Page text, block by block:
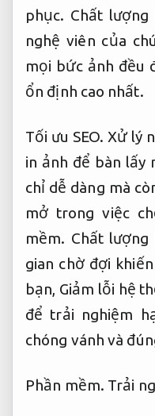
phục. Chất lượng
nghệ viên của
mọi bức ảnh đều
ổn định cao nhất.
Tối ưu SEO. Xử lý
in ảnh để bàn lấy
chỉ dễ dàng mà
mở trong việc
mềm. Chất lượng
gian chờ đợi
bạn, Giảm lỗi hệ
để trải nghiệm
chóng vánh và
Phần mềm. Trải